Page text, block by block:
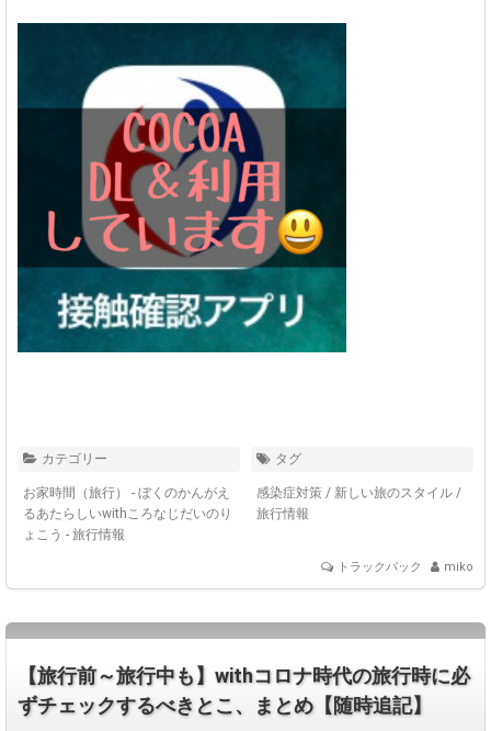
カテゴリー
お家時間（旅行） - ぼくのかんがえ
るあたらしいwithころなじだいのり
ょこう - 旅行情報
タグ
感染症対策 / 新しい旅のスタイル /
旅行情報
トラックバック miko
【旅行前～旅行中も】withコロナ時代の旅行時に必
ずチェックするべきとこ、まとめ【随時追記】